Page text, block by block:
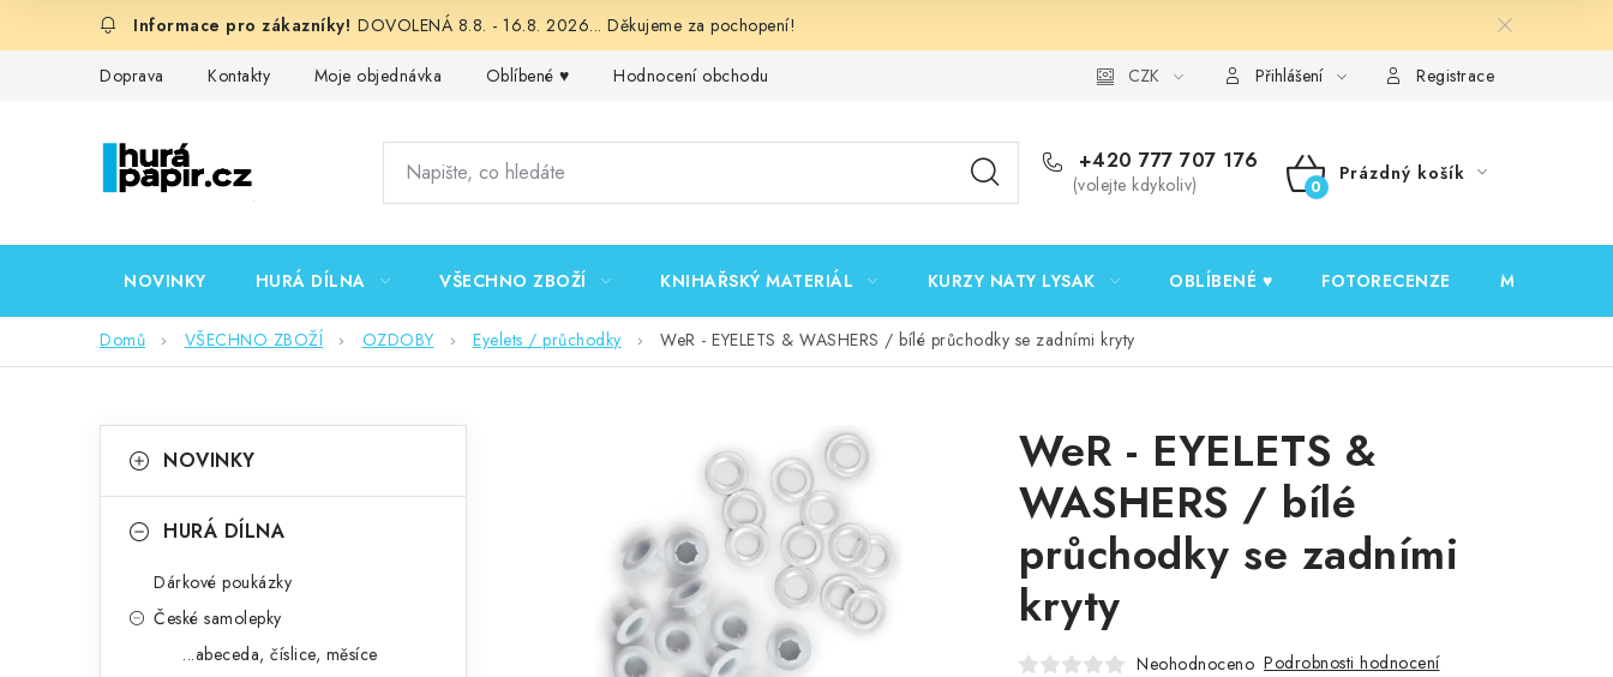
DOVOLENÁ 8.8. - 16.8. 2026... Děkujeme za pochopení!
Doprava Kontakty Moje objednávka Oblíbené ♥️ Hodnocení obchodu Podmínky ochrany osobních údajů Ověřování recenzí
CZK Přihlášení Registrace
+420 777 707 176
(volejte kdykoliv)
NÁKUPNÍ
Prázdný košík
NOVINKY HURÁ DÍLNA VŠECHNO ZBOŽÍ KNIHAŘSKÝ MATERIÁL KURZY NATY LYSAK OBLÍBENÉ ♥️ FOTORECENZE MOJE
Domů VŠECHNO ZBOŽÍ OZDOBY Eyelets / průchodky WeR - EYELETS & WASHERS / bílé průchodky se zadními kryty
okategorie
a
NOVINKY
HURÁ DÍLNA
Dárkové poukázky
České samolepky
...abeceda, číslice, měsíce
WeR - EYELETS &
WASHERS / bílé
průchodky se zadními
kryty
Neohodnoceno Podrobnosti hodnocení